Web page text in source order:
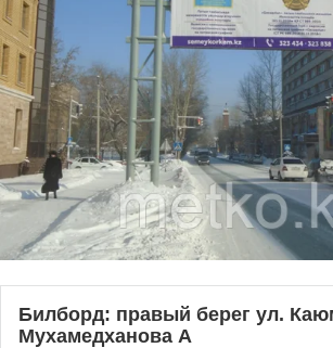
Билборд: правый берег ул.
Мухамедханова А